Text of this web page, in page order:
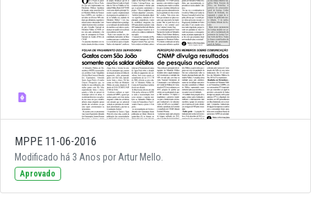
MPPE 11-06-2016
Modificado há 3 Anos por Artur Mello.
Aprovado